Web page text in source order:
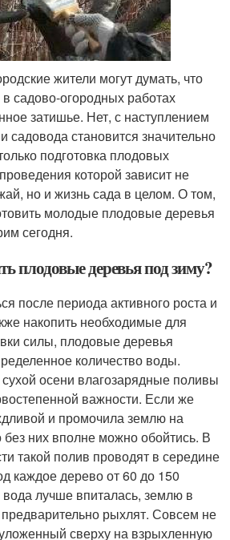
жители могут думать, что
садово-огородных работах
затишье. Нет, с наступлением
садовода становится значительно
подготовка плодовых
которой зависит не
но и жизнь сада в целом. О том,
молодые плодовые деревья
сегодня.
плодовые деревья под зиму?
после периода активного роста и
накопить необходимые для
силы, плодовые деревья
количество воды.
осени влагозарядные поливы
важности. Если же
и промочила землю на
без них вполне можно обойтись. В
такой полив проводят в середине
каждое дерево от 60 до 150
лучше впиталась, землю в
рыхлят. Совсем не
сверху на взрыхленную